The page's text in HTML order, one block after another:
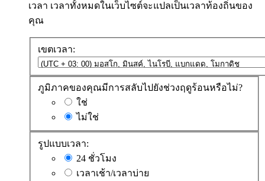
เวลา เวลาทั้งหมดในเว็บไซต์จะแปลเป็นเวลาท้องถิ่นของ
คุณ
เขตเวลา:
ภูมิภาคของคุณมีการสลับไปยังช่วงฤดูร้อนหรือไม่?
ใช่
ไม่ใช่
รูปแบบเวลา:
24 ชั่วโมง
เวลาเช้า/เวลาบ่าย